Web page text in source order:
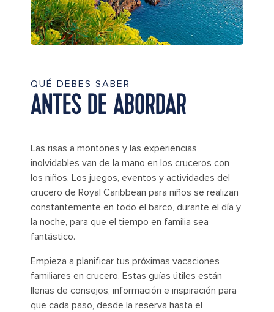
QUÉ DEBES SABER
ANTES DE ABORDAR
Las risas a montones y las experiencias
inolvidables van de la mano en los cruceros con
los niños. Los juegos, eventos y actividades del
crucero de Royal Caribbean para niños se realizan
constantemente en todo el barco, durante el día y
la noche, para que el tiempo en familia sea
fantástico.
Empieza a planificar tus próximas vacaciones
familiares en crucero. Estas guías útiles están
llenas de consejos, información e inspiración para
que cada paso, desde la reserva hasta el